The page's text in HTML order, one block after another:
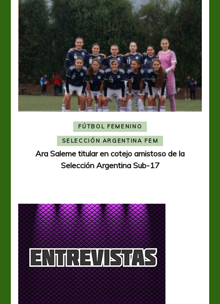
FÚTBOL FEMENINO
SELECCIÓN ARGENTINA FEM
Ara Saleme titular en cotejo amistoso de la
Selección Argentina Sub-17